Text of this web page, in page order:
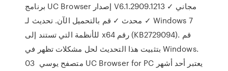
برنامج UC Browser إصدار V6.1.2909.1213 ✓ مجاني
✓ محدث ✓ قم بالتحميل الآن. تحديث لـ Windows 7
للأنظمة التي تستند إلى x64 رقم (KB2729094). قم
بتثبيت هذا التحديث لحل مشكلات تظهر في Windows.
03 متصفح يوسي UC Browser for PC يعتبر أحد أشهر